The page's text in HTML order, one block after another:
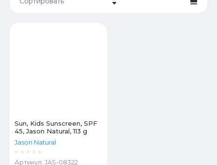
Sun, Kids Sunscreen, SPF
45, Jason Natural, 113 g
Jason Natural
Артикул: JAS-08322